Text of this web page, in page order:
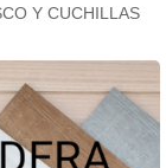
Y CUCHILLAS